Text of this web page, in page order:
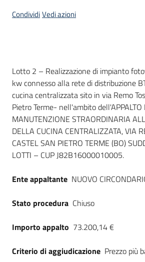
CondividiVedi azioni
Dati del bando
Lotto 2 – Realizzazione di impianto
kw connesso alla rete di distribuzione
cucina centralizzata sito in via Remo
Pietro Terme- nell'ambito dell'APPALTO
MANUTENZIONE STRAORDINARIA
DELLA CUCINA CENTRALIZZATA, VIA
CASTEL SAN PIETRO TERME (BO)
LOTTI – CUP J82B16000010005.
Ente appaltante NUOVO
Stato procedura Chiuso
Importo appalto 73.200,14 €
Criterio di aggiudicazione Prezzo più